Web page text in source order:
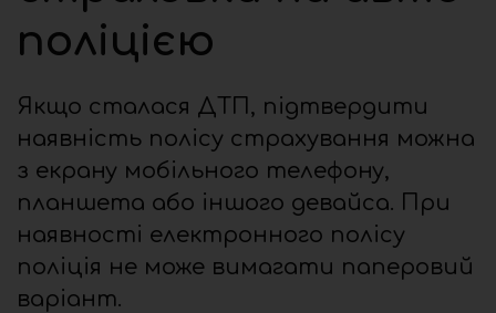
поліцією
Якщо сталася ДТП, підтвердити
наявність полісу страхування можна
з екрану мобільного телефону,
планшета або іншого девайса. При
наявності електронного полісу
поліція не може вимагати паперовий
варіант.